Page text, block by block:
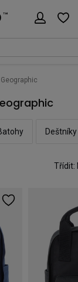
Deštníky
Třídit: